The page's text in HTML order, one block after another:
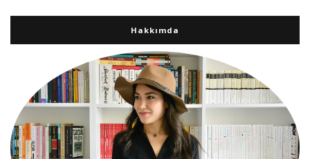
Hakkımda